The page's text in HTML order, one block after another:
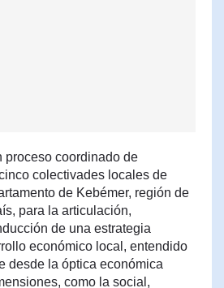
proceso coordinado de
colectivades locales de
de Kebémer, región de
para la articulación,
de una estrategia
económico local, entendido
desde la óptica económica
como la social,